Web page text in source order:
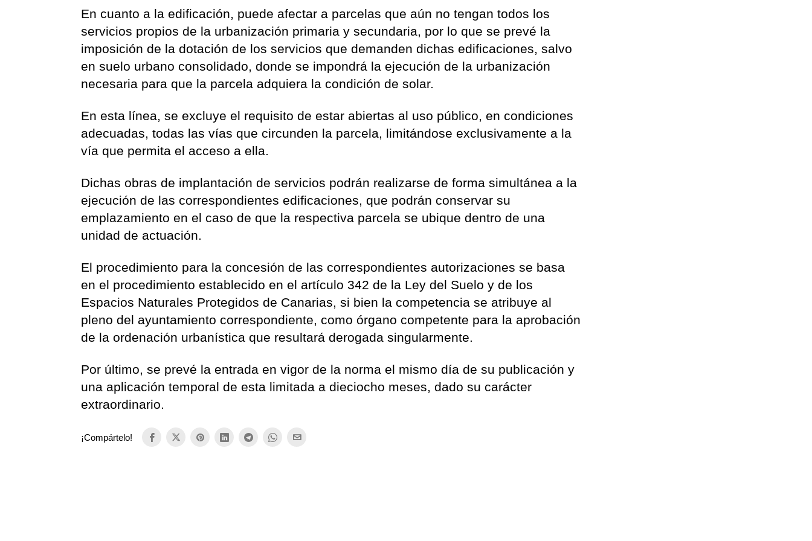
En cuanto a la edificación, puede afectar a parcelas que aún no tengan todos los
servicios propios de la urbanización primaria y secundaria, por lo que se prevé la
imposición de la dotación de los servicios que demanden dichas edificaciones, salvo
en suelo urbano consolidado, donde se impondrá la ejecución de la urbanización
necesaria para que la parcela adquiera la condición de solar.
En esta línea, se excluye el requisito de estar abiertas al uso público, en condiciones
adecuadas, todas las vías que circunden la parcela, limitándose exclusivamente a la
vía que permita el acceso a ella.
Dichas obras de implantación de servicios podrán realizarse de forma simultánea a la
ejecución de las correspondientes edificaciones, que podrán conservar su
emplazamiento en el caso de que la respectiva parcela se ubique dentro de una
unidad de actuación.
El procedimiento para la concesión de las correspondientes autorizaciones se basa
en el procedimiento establecido en el artículo 342 de la Ley del Suelo y de los
Espacios Naturales Protegidos de Canarias, si bien la competencia se atribuye al
pleno del ayuntamiento correspondiente, como órgano competente para la aprobación
de la ordenación urbanística que resultará derogada singularmente.
Por último, se prevé la entrada en vigor de la norma el mismo día de su publicación y
una aplicación temporal de esta limitada a dieciocho meses, dado su carácter
extraordinario.
¡Compártelo!